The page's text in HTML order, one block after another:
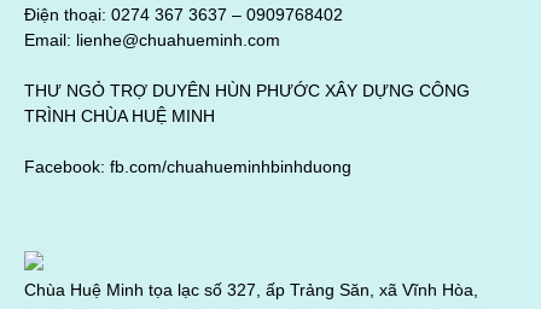
Điện thoại: 0274 367 3637 – 0909768402
Email: lienhe@chuahueminh.com
THƯ NGỎ TRỢ DUYÊN HÙN PHƯỚC XÂY DỰNG CÔNG
TRÌNH CHÙA HUỆ MINH
Facebook: fb.com/chuahueminhbinhduong
Chùa Huệ Minh tọa lạc số 327, ấp Trảng Săn, xã Vĩnh Hòa,